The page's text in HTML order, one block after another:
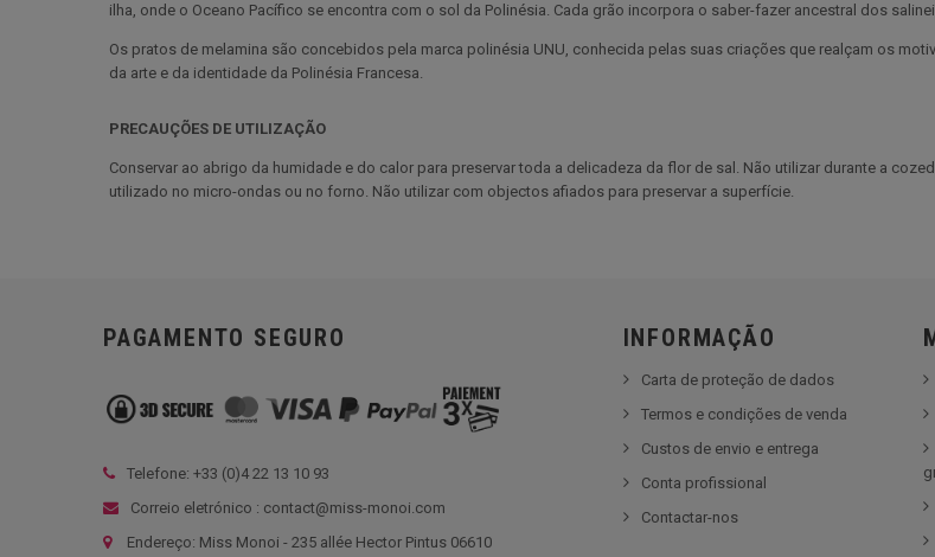
ilha, onde o Oceano Pacífico se encontra com o sol da Polinésia. Cada grão incorpora o saber-fazer ancestral dos
Os pratos de melamina são concebidos pela marca polinésia UNU, conhecida pelas suas criações que realçam os
da arte e da identidade da Polinésia Francesa.
PRECAUÇÕES DE UTILIZAÇÃO
Conservar ao abrigo da humidade e do calor para preservar toda a delicadeza da flor de sal. Não utilizar durante a
utilizado no micro-ondas ou no forno. Não utilizar com objectos afiados para preservar a superfície.
PAGAMENTO SEGURO
Telefone: +33 (0)4 22 13 10 93
Correio eletrónico : contact@miss-monoi.com
Endereço: Miss Monoi - 235 allée Hector Pintus 06610
INFORMAÇÃO
Carta de proteção de dados
Termos e condições de venda
Custos de envio e entrega
Conta profissional
Contactar-nos